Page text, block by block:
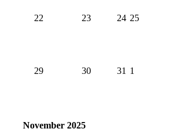
22 23 24 25
29 30 31 1
November 2025